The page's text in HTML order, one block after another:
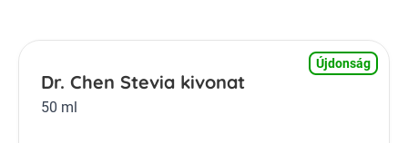
Újdonság
Dr. Chen Stevia kivonat
50 ml